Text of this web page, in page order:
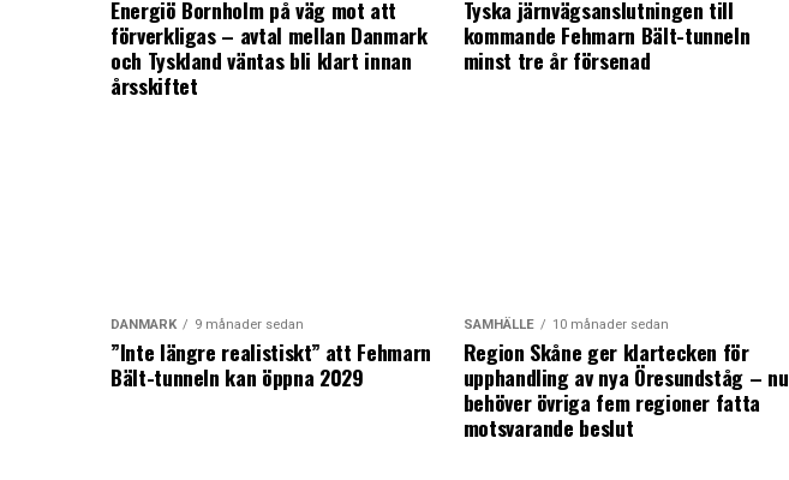
Energiö Bornholm på väg mot att
förverkligas – avtal mellan Danmark
och Tyskland väntas bli klart innan
årsskiftet
Tyska järnvägsanslutningen till
kommande Fehmarn Bält-tunneln
minst tre år försenad
DANMARK 9 månader sedan
”Inte längre realistiskt” att Fehmarn
Bält-tunneln kan öppna 2029
SAMHÄLLE 10 månader sedan
Region Skåne ger klartecken för
upphandling av nya Öresundståg – nu
behöver övriga fem regioner fatta
motsvarande beslut